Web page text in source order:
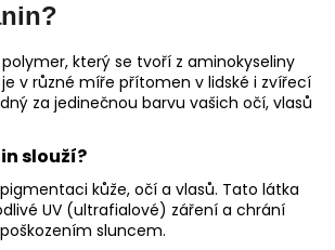
který se tvoří z aminokyseliny
v různé míře přítomen v lidské i zvířecí
za jedinečnou barvu vašich očí, vlasů
slouží?
kůže, očí a vlasů. Tato látka
UV (ultrafialové) záření a chrání
sluncem.